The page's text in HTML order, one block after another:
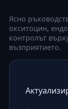
Ясно
окситоцин,
контролът
възприятието.